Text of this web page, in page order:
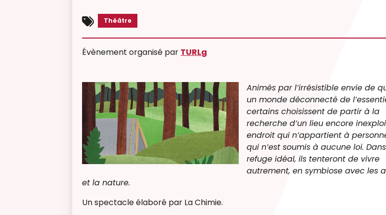
Théâtre
Évènement organisé par TURLg
Animés par l’irrésistible envie de
un monde déconnecté de
certains choisissent de partir à la
recherche d’un lieu encore
endroit qui n’appartient à
qui n’est soumis à aucune loi.
refuge idéal, ils tenteront de vivre
autrement, en symbiose avec les
et la nature.
Un spectacle élaboré par La Chimie.